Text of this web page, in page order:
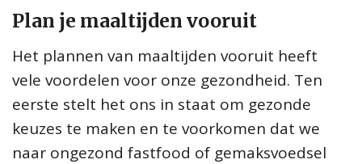
Plan je maaltijden vooruit
Het plannen van maaltijden vooruit heeft
vele voordelen voor onze gezondheid. Ten
eerste stelt het ons in staat om gezonde
keuzes te maken en te voorkomen dat we
naar ongezond fastfood of gemaksvoedsel